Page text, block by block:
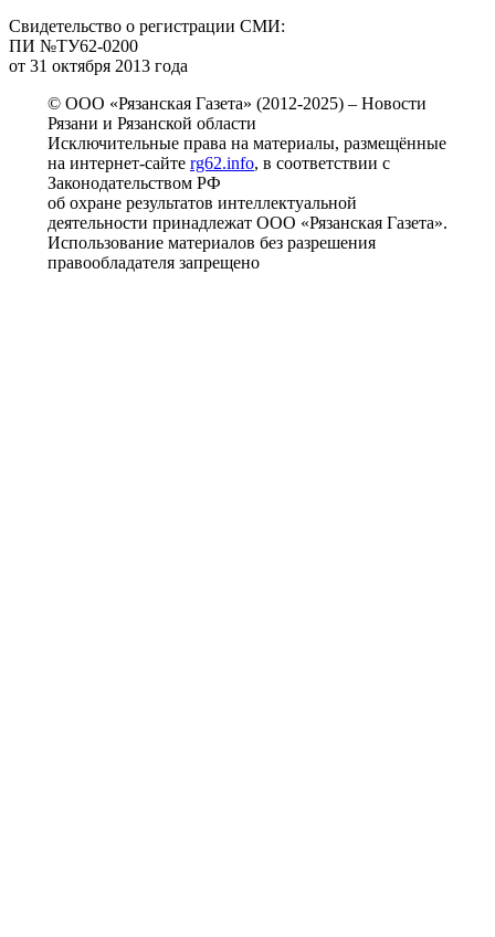
Свидетельство о регистрации СМИ:
ПИ №ТУ62-0200
от 31 октября 2013 года
© ООО «Рязанская Газета» (2012-2025) – Новости
Рязани и Рязанской области
Исключительные права на материалы, размещённые
на интернет-сайте rg62.info, в соответствии с
Законодательством РФ
об охране результатов интеллектуальной
деятельности принадлежат ООО «Рязанская Газета».
Использование материалов без разрешения
правообладателя запрещено